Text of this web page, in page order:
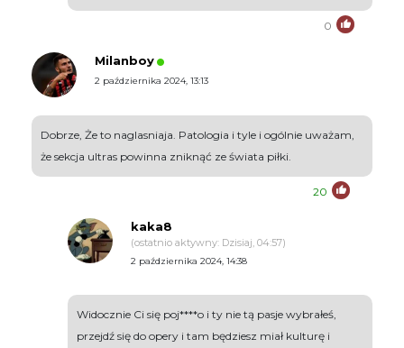
0
Milanboy
2 października 2024, 13:13
Dobrze, Że to naglasniaja. Patologia i tyle i ogólnie uważam,
że sekcja ultras powinna zniknąć ze świata piłki.
20
kaka8
(ostatnio aktywny: Dzisiaj, 04:57)
2 października 2024, 14:38
Widocznie Ci się poj****o i ty nie tą pasje wybrałeś,
przejdź się do opery i tam będziesz miał kulturę i